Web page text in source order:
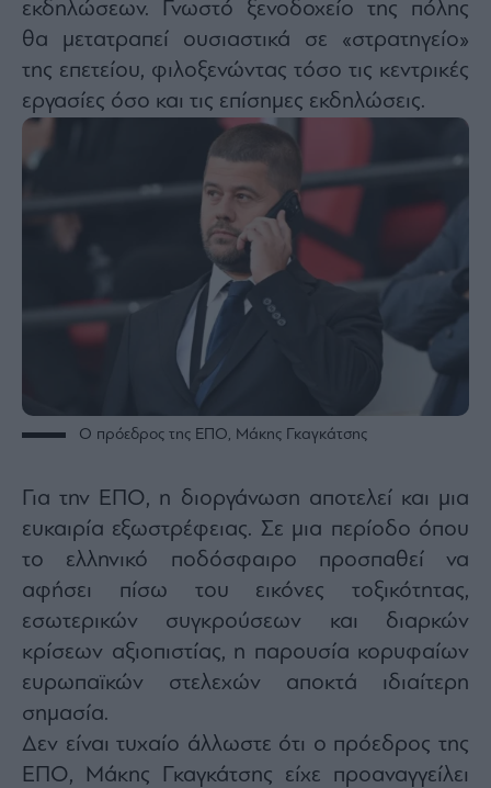
εκδηλώσεων. Γνωστό ξενοδοχείο της πόλης
θα μετατραπεί ουσιαστικά σε «στρατηγείο»
της επετείου, φιλοξενώντας τόσο τις κεντρικές
εργασίες όσο και τις επίσημες εκδηλώσεις.
O πρόεδρος της ΕΠΟ, Μάκης Γκαγκάτσης
Για την ΕΠΟ, η διοργάνωση αποτελεί και μια
ευκαιρία εξωστρέφειας. Σε μια περίοδο όπου
το ελληνικό ποδόσφαιρο προσπαθεί να
αφήσει πίσω του εικόνες τοξικότητας,
εσωτερικών συγκρούσεων και διαρκών
κρίσεων αξιοπιστίας, η παρουσία κορυφαίων
ευρωπαϊκών στελεχών αποκτά ιδιαίτερη
σημασία.
Δεν είναι τυχαίο άλλωστε ότι ο πρόεδρος της
ΕΠΟ, Μάκης Γκαγκάτσης είχε προαναγγείλει